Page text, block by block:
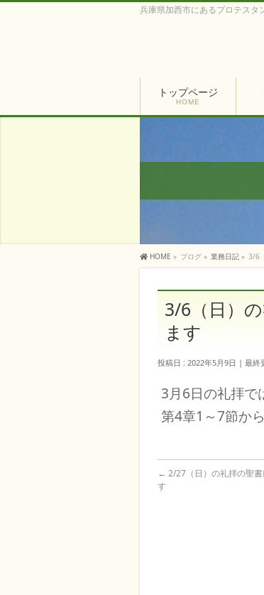
兵庫県加西市にあるプロテスタ
トップページ
HOME
HOME » ブログ » 業務日記 » 3/6
3/6（日）
ます
投稿日 : 2022年5月9日 最終
3月6日の礼拝で
第4章1～7節か
← 2/27（日）の礼拝の聖
す